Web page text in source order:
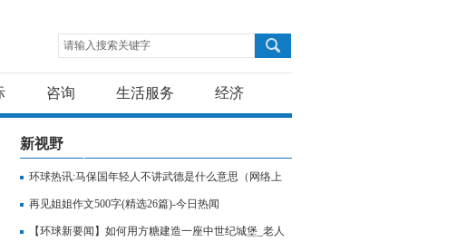
请输入搜索关键字
咨询 生活服务 经济
新视野
环球热讯:马保国年轻人不讲武德是什么意思（网络上
说的马保国年轻人不讲武德什么意思）
再见姐姐作文500字(精选26篇)-今日热闻
【环球新要闻】如何用方糖建造一座中世纪城堡_老人